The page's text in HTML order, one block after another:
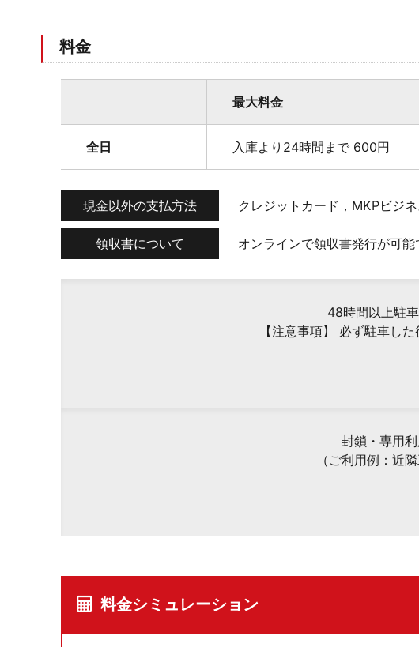
料金
最大料金
全日 入庫より24時間まで 600円
現金以外の支払方法 クレジットカード，MKPビジ
領収書について オンラインで領収書発行が可能
48時間以上駐
【注意事項】 必ず駐車し
封鎖・専用
（ご利用例：近
料金シミュレーション